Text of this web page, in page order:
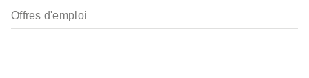
Offres d'emploi